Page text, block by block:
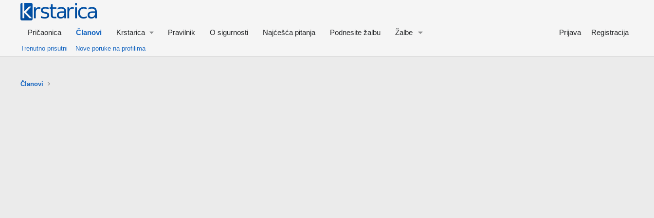
Pričaonica Članovi Krstarica Pravilnik O sigurnosti Najćešća pitanja Podnesite žalbu Žalbe Prijava Registracija
Trenutno prisutni Nove poruke na profilima
Članovi